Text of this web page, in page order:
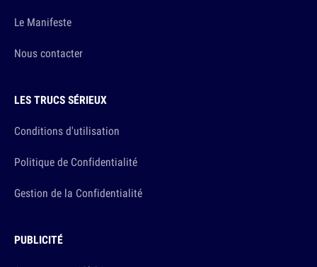
Le Manifeste
Nous contacter
LES TRUCS SÉRIEUX
Conditions d'utilisation
Politique de Confidentialité
Gestion de la Confidentialité
PUBLICITÉ